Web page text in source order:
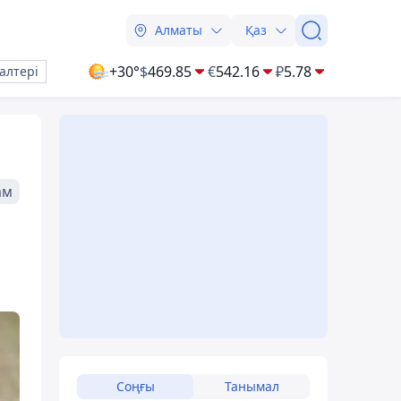
Алматы Қаз
+30°$469.85 €542.16 ₽5.78
Соңғы Танымал